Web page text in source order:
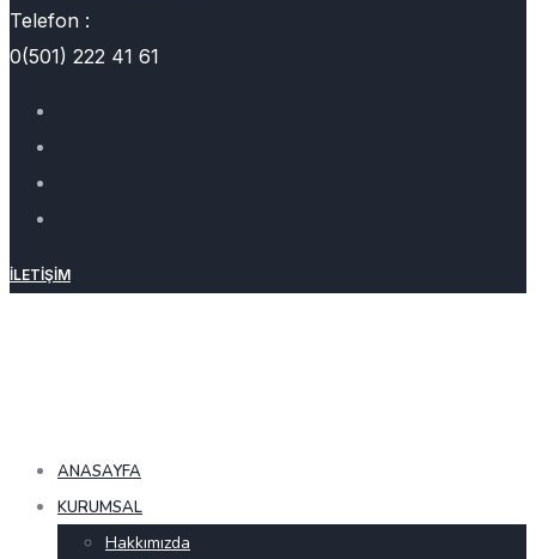
Telefon :
0(501) 222 41 61
İLETIŞIM
ANASAYFA
KURUMSAL
Hakkımızda